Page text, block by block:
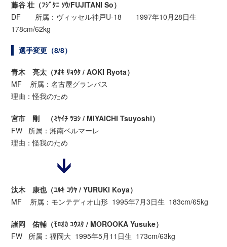
藤谷 壮（ﾌｼﾞﾀﾆ ｿｳ/FUJITANI So）
DF 所属：ヴィッセル神戸U-18 1997年10月28日生
178cm/62kg
選手変更（8/8）
青木 亮太（ｱｵｷ ﾘｮｳﾀ / AOKI Ryota）
MF 所属：名古屋グランパス
理由：怪我のため
宮市 剛 （ﾐﾔｲﾁ ﾂﾖｼ / MIYAICHI Tsuyoshi）
FW 所属：湘南ベルマーレ
理由：怪我のため
汰木 康也（ﾕﾙｷ ｺｳﾔ / YURUKI Koya）
MF 所属：モンテディオ山形 1995年7月3日生 183cm/65kg
諸岡 佑輔（ﾓﾛｵｶ ﾕｳｽｹ / MOROOKA Yusuke）
FW 所属：福岡大 1995年5月11日生 173cm/63kg